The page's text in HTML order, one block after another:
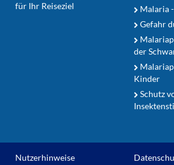
für Ihr Reiseziel
Malaria
Gefahr
der
Kinder
Schutz
Nutzerhinweise